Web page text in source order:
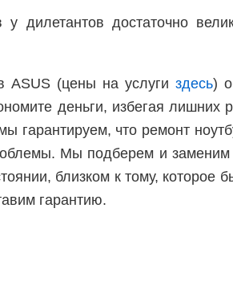
дилетантов достаточно
ASUS (цены на услуги здесь)
деньги, избегая лишних
гарантируем, что ремонт
Мы подберем и
близком к тому, которое
гарантию.